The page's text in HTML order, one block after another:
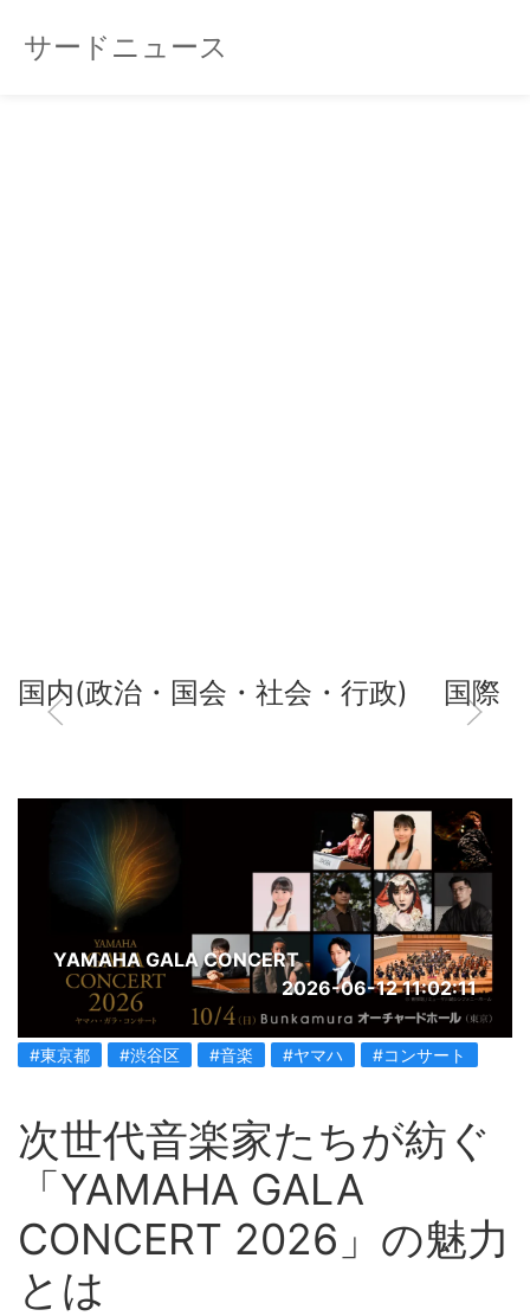
サードニュース
国内(政治・国会・社会・行政) 国際
YAMAHA GALA CONCERT
2026-06-12 11:02:11
#東京都 #渋谷区 #音楽 #ヤマハ #コンサート
次世代音楽家たちが紡ぐ
「YAMAHA GALA
CONCERT 2026」の魅力
とは